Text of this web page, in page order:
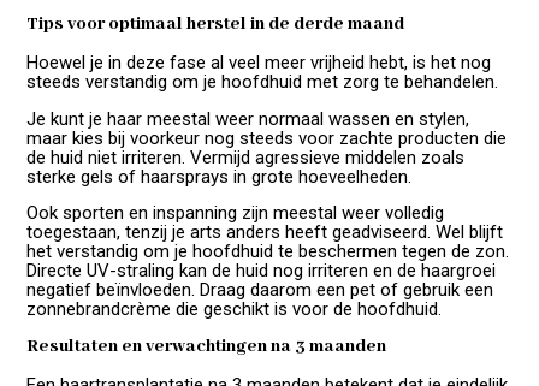
Tips voor optimaal herstel in de derde maand
Hoewel je in deze fase al veel meer vrijheid hebt, is het nog
steeds verstandig om je hoofdhuid met zorg te behandelen.
Je kunt je haar meestal weer normaal wassen en stylen,
maar kies bij voorkeur nog steeds voor zachte producten die
de huid niet irriteren. Vermijd agressieve middelen zoals
sterke gels of haarsprays in grote hoeveelheden.
Ook sporten en inspanning zijn meestal weer volledig
toegestaan, tenzij je arts anders heeft geadviseerd. Wel blijft
het verstandig om je hoofdhuid te beschermen tegen de zon.
Directe UV-straling kan de huid nog irriteren en de haargroei
negatief beïnvloeden. Draag daarom een pet of gebruik een
zonnebrandcrème die geschikt is voor de hoofdhuid.
Resultaten en verwachtingen na 3 maanden